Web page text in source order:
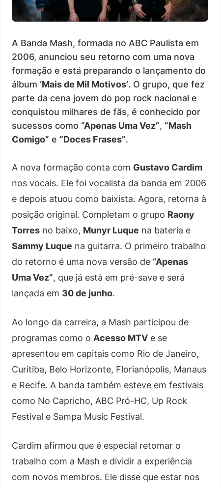
A Banda Mash, formada no ABC Paulista em
2006, anunciou seu retorno com uma nova
formação e está preparando o lançamento do
álbum ‘Mais de Mil Motivos’. O grupo, que fez
parte da cena jovem do pop rock nacional e
conquistou milhares de fãs, é conhecido por
sucessos como “Apenas Uma Vez”, “Mash
Comigo” e “Doces Frases”.
A nova formação conta com Gustavo Cardim
nos vocais. Ele foi vocalista da banda em 2006
e depois atuou como baixista. Agora, retorna à
posição original. Completam o grupo Raony
Torres no baixo, Munyr Luque na bateria e
Sammy Luque na guitarra. O primeiro trabalho
do retorno é uma nova versão de “Apenas
Uma Vez”, que já está em pré-save e será
lançada em 30 de junho.
Ao longo da carreira, a Mash participou de
programas como o Acesso MTV e se
apresentou em capitais como Rio de Janeiro,
Curitiba, Belo Horizonte, Florianópolis, Manaus
e Recife. A banda também esteve em festivais
como No Capricho, ABC Pró-HC, Up Rock
Festival e Sampa Music Festival.
Cardim afirmou que é especial retomar o
trabalho com a Mash e dividir a experiência
com novos membros. Ele disse que estar nos